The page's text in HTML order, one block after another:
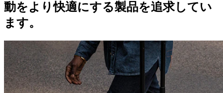
動をより快適にする製品を追求してい
ます。